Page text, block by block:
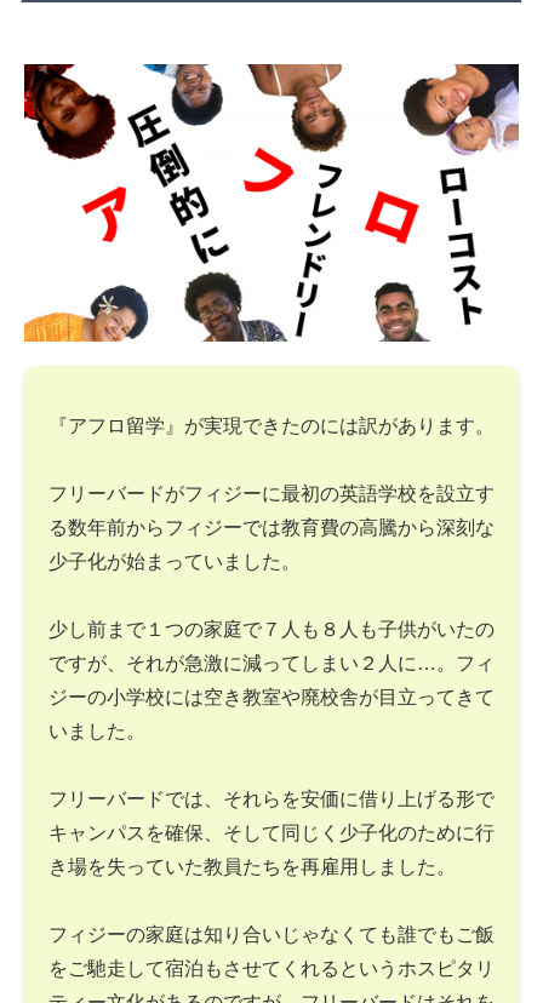
『アフロ留学』が実現できたのには訳があります。
フリーバードがフィジーに最初の英語学校を設立す
る数年前からフィジーでは教育費の高騰から深刻な
少子化が始まっていました。
少し前まで１つの家庭で７人も８人も子供がいたの
ですが、それが急激に減ってしまい２人に…。フィ
ジーの小学校には空き教室や廃校舎が目立ってきて
いました。
フリーバードでは、それらを安価に借り上げる形で
キャンパスを確保、そして同じく少子化のために行
き場を失っていた教員たちを再雇用しました。
フィジーの家庭は知り合いじゃなくても誰でもご飯
をご馳走して宿泊もさせてくれるというホスピタリ